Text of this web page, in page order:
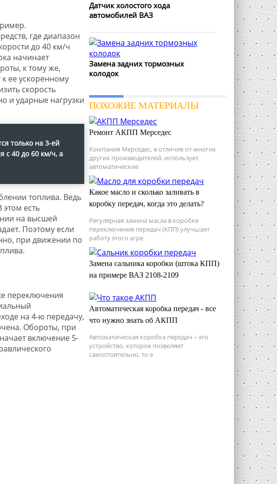
где диапазон
до 40 км/ч
начинает
к тому же,
ее ускоренному
скорость
и ударные нагрузки
только на 3-ей
с 40 до 60 км/ч, а
топлива. Ведь
есть
на высшей
Поэтому если
при движении по
переключения
на 4-ю передачу,
Обороты, при
включение 5-
Датчик холостого хода
автомобилей ВАЗ
Замена задних тормозных
колодок
ПОХОЖИЕ МАТЕРИАЛЫ
Ремонт АКПП Мерседес
Компания Мерседес, в отличие от многих
других производителей, использует
автоматические
Какое масло и сколько заливать в
коробку передач, когда это делать?
Регулярная замена масла в коробке
переключения передач (КПП) улучшает
работу этого агре
Замена сальника коробки (штока КПП)
на примере ВАЗ 2108-2109
Автоматическая коробка передач - все
что нужно знать об АКПП
Автоматическая коробка передач – это
устройство, которое позволяет
самостоятельно, то е